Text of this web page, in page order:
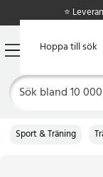
Hoppa till
Hoppa till sök
⭐
Sport & Träning